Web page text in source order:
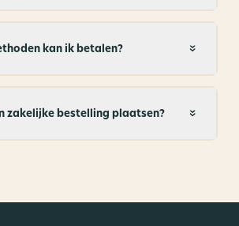
kan ik betalen?
zakelijke bestelling plaatsen?